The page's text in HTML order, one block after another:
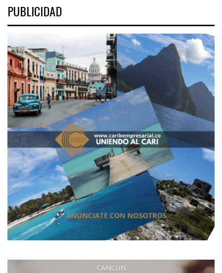
PUBLICIDAD
CANCUN